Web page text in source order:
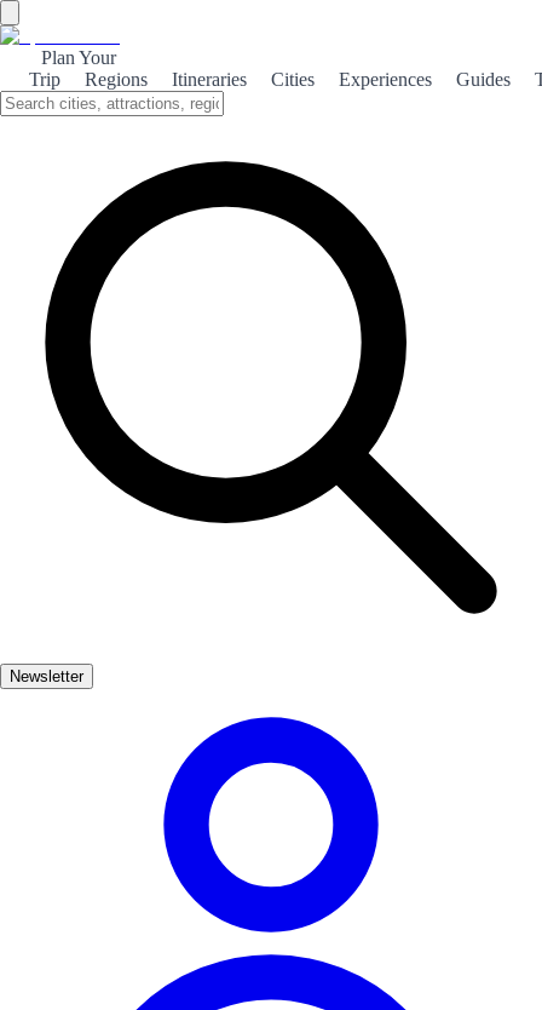
Plan Your
Trip
Regions Itineraries Cities Experiences Guides
Newsletter
Explore the rich history of Durango, Spain, where ancient
architecture meets vibrant culture, offering a unique glimpse into the
About the theme
Nestled in the scenic Basque Country, Durango boasts a captivating
history that dates back to medieval times. Its charming streets are
lined with well-preserved buildings, showcasing a blend of Gothic
and Renaissance architecture that tells the story of its past. One of
the highlights of Durango is the stunning Church of Santa María, a
masterpiece of Gothic architecture that stands proudly in the town
square. Visitors can marvel at its intricate façade and beautiful
interior, which features remarkable artworks and historical artifacts.
From traditional festivals to art exhibitions, there's always something
happening that brings the community together and invites visitors to
immerse themselves in the local culture.
3-7 días Medio Apto familias
La mejor época para visitar Durango es durante la primavera y el